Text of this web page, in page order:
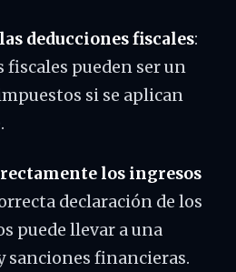
deducciones fiscales:
fiscales pueden ser un
si se aplican
los ingresos
declaración de los
puede llevar a una
sanciones financieras.